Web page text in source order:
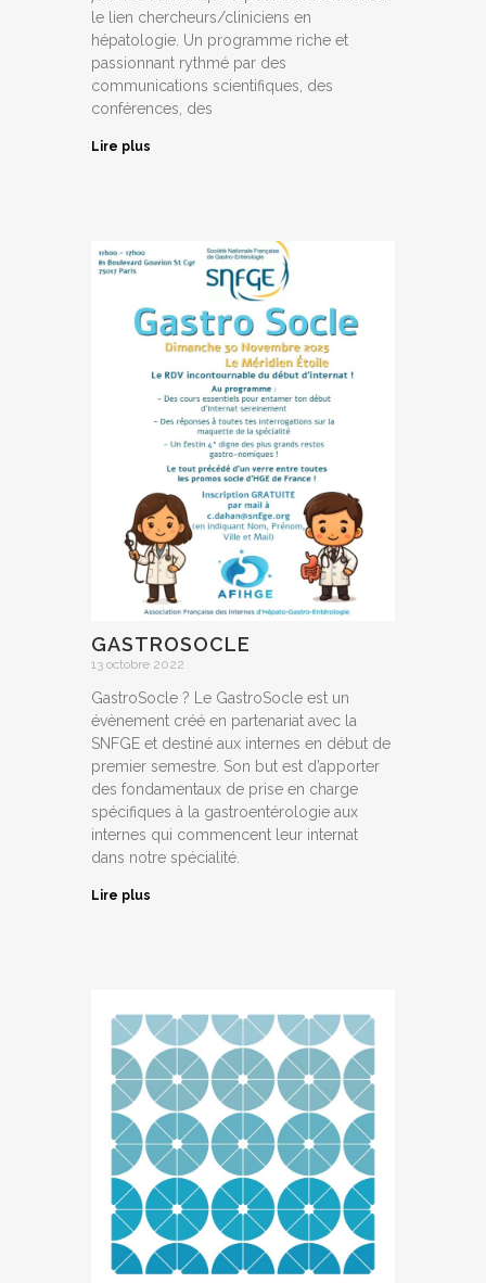
le lien chercheurs/cliniciens en
hépatologie. Un programme riche et
passionnant rythmé par des
communications scientifiques, des
conférences, des
Lire plus
GASTROSOCLE
13 octobre 2022
GastroSocle ? Le GastroSocle est un
évènement créé en partenariat avec la
SNFGE et destiné aux internes en début de
premier semestre. Son but est d’apporter
des fondamentaux de prise en charge
spécifiques à la gastroentérologie aux
internes qui commencent leur internat
dans notre spécialité.
Lire plus